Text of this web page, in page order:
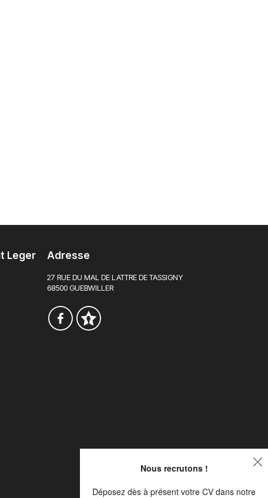
Leger Adresse
27 RUE DU MAL DE LATTRE DE TASSIGNY
68500 GUEBWILLER
Nous recrutons !
Déposez dès à présent votre CV dans notre